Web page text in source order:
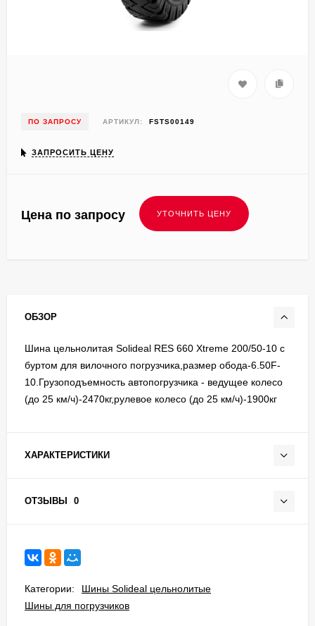
ПО ЗАПРОСУ АРТИКУЛ: FSTS00149
ЗАПРОСИТЬ ЦЕНУ
Цена по запросу
ОБЗОР
Шина цельнолитая Solideal RES 660 Xtreme 200/50-10 с
буртом для вилочного погрузчика,размер обода-6.50F-
10.Грузоподъемность автопогрузчика - ведущее колесо
(до 25 км/ч)-2470кг,рулевое колесо (до 25 км/ч)-1900кг
ХАРАКТЕРИСТИКИ
ОТЗЫВЫ 0
Категории:
Шины Solideal цельнолитые
Шины для погрузчиков